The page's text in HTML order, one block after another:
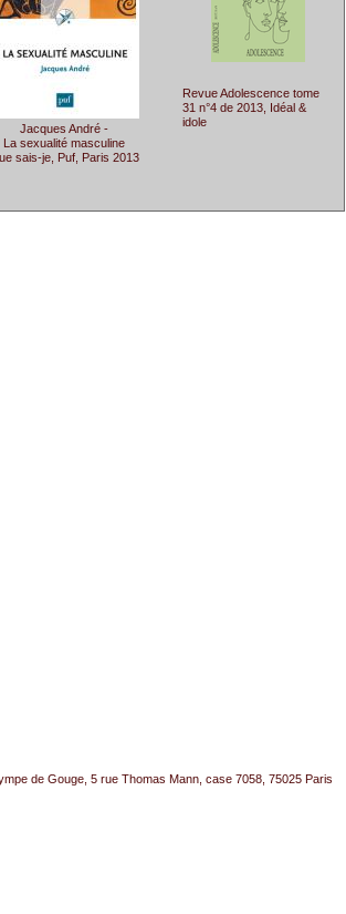
Jacques André -
La sexualité masculine
sais-je, Puf, Paris 2013
Revue Adolescence tome
31 n°4 de 2013, Idéal &
idole
de Gouge, 5 rue Thomas Mann, case 7058, 75025 Paris